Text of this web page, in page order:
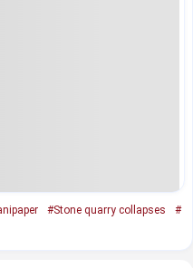
#Stone quarry collapses
#